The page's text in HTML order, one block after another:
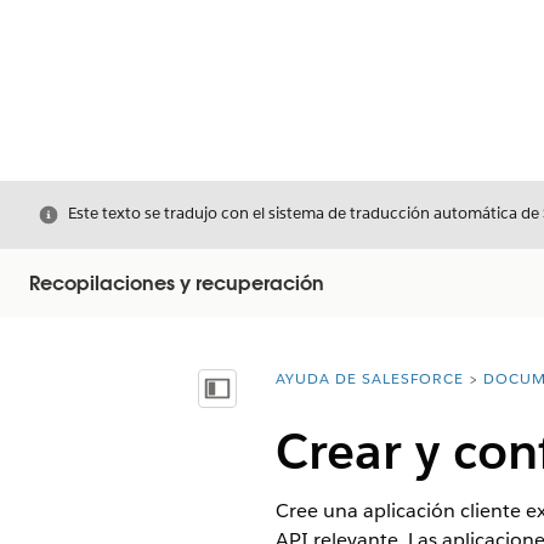
Cerrar
Este texto se tradujo con el sistema de traducción automática de
Recopilaciones y recuperación
Mostrar índice de materias
Usted está aquí:
AYUDA DE SALESFORCE
Crear y
Cree una aplicación cliente